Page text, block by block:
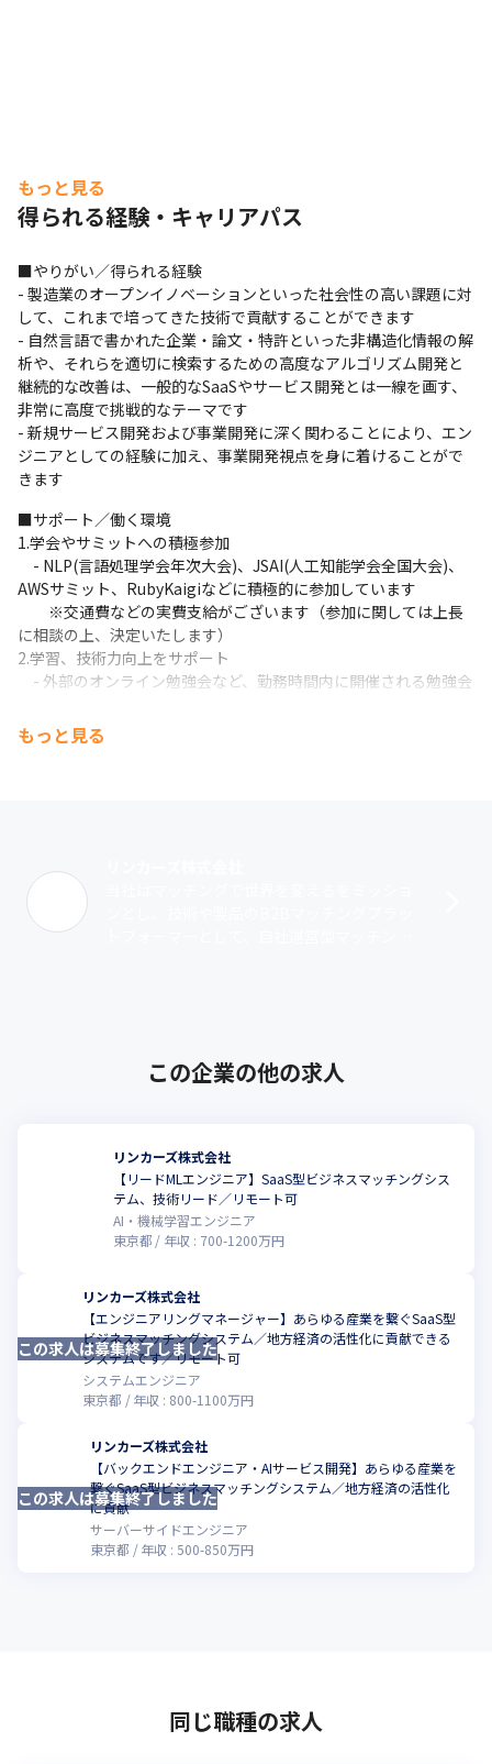
もっと見る
得られる経験・キャリアパス
■やりがい／得られる経験
- 製造業のオープンイノベーションといった社会性の高い課題に対
して、これまで培ってきた技術で貢献することができます
- 自然言語で書かれた企業・論文・特許といった非構造化情報の解
析や、それらを適切に検索するための高度なアルゴリズム開発と
継続的な改善は、一般的なSaaSやサービス開発とは一線を画す、
非常に高度で挑戦的なテーマです
- 新規サービス開発および事業開発に深く関わることにより、エン
ジニアとしての経験に加え、事業開発視点を身に着けることがで
きます
■サポート／働く環境
1.学会やサミットへの積極参加
- NLP(言語処理学会年次大会)、JSAI(人工知能学会全国大会)、
AWSサミット、RubyKaigiなどに積極的に参加しています
※交通費などの実費支給がございます（参加に関しては上長
に相談の上、決定いたします）
2.学習、技術力向上をサポート
- 外部のオンライン勉強会など、勤務時間内に開催される勉強会
- 技術顧問（まつもと ゆきひろ氏、前島 真一氏）との勉強会を
定期的に開催
併用することが可能です
※週に数回出社いただきます
5.マシン選択可能
もっと見る
この企業の他の求人
リンカーズ株式会社
【リードMLエンジニア】SaaS型ビジネスマッチングシス
テム、技術リード／リモート可
AI・機械学習エンジニア
東京都
年収 : 700-1200万円
リンカーズ株式会社
【エンジニアリングマネージャー】あらゆる産業を繋ぐSaaS型
ビジネスマッチングシステム／地方経済の活性化に貢献できる
システムです／リモート可
システムエンジニア
東京都
年収 : 800-1100万円
この求人は募集終了しました
リンカーズ株式会社
【バックエンドエンジニア・AIサービス開発】あらゆる産業を
繋ぐSaaS型ビジネスマッチングシステム／地方経済の活性化
に貢献
サーバーサイドエンジニア
東京都
年収 : 500-850万円
この求人は募集終了しました
同じ職種の求人